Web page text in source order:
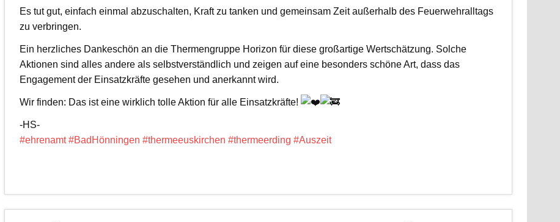
Es tut gut, einfach einmal abzuschalten, Kraft zu tanken und gemeinsam Zeit außerhalb des Feuerwehralltags
zu verbringen.
Ein herzliches Dankeschön an die Thermengruppe Horizon für diese großartige Wertschätzung. Solche
Aktionen sind alles andere als selbstverständlich und zeigen auf eine besonders schöne Art, dass das
Engagement der Einsatzkräfte gesehen und anerkannt wird.
Wir finden: Das ist eine wirklich tolle Aktion für alle Einsatzkräfte!
-HS-
#ehrenamt #BadHönningen #thermeeuskirchen #thermeerding #Auszeit